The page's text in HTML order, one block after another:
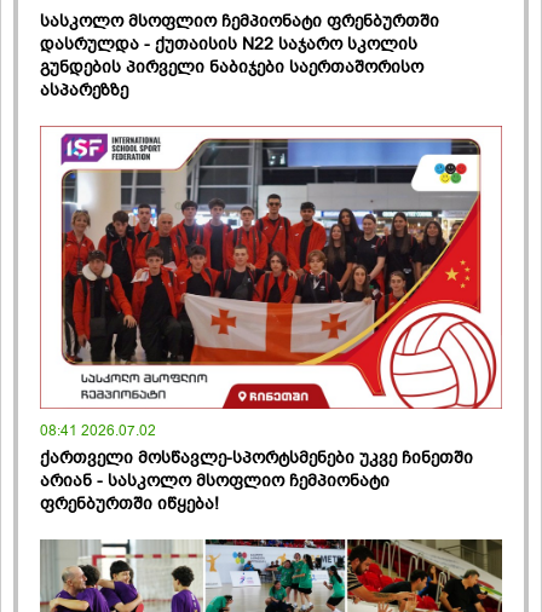
სასკოლო მსოფლიო ჩემპიონატი ფრენბურთში
დასრულდა - ქუთაისის N22 საჯარო სკოლის
გუნდების პირველი ნაბიჯები საერთაშორისო
ასპარეზზე
08:41 2026.07.02
ქართველი მოსწავლე-სპორტსმენები უკვე ჩინეთში
არიან - სასკოლო მსოფლიო ჩემპიონატი
ფრენბურთში იწყება!